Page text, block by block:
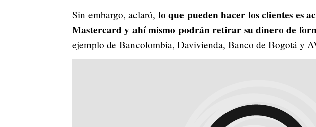
Sin embargo, aclaró, lo que pueden hacer los clientes es
Mastercard y ahí mismo podrán retirar su dinero de
ejemplo de Bancolombia, Davivienda, Banco de Bogotá y